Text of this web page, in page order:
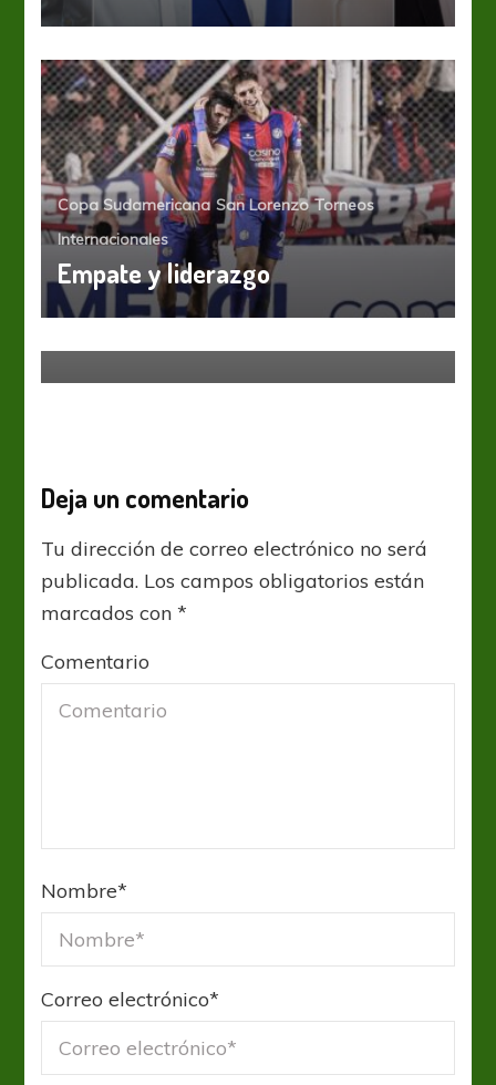
Copa Sudamericana San Lorenzo Torneos
Internacionales
Empate y liderazgo
San Lorenzo
San Lorenzo ganó y alcanzó a
Deja un comentario
Tu dirección de correo electrónico no será
publicada. Los campos obligatorios están
marcados con*
Comentario
Nombre*
Correo electrónico*